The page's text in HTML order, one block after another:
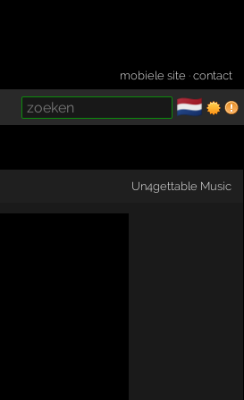
mobiele site ·contact
🇳🇱
Un4gettable Music